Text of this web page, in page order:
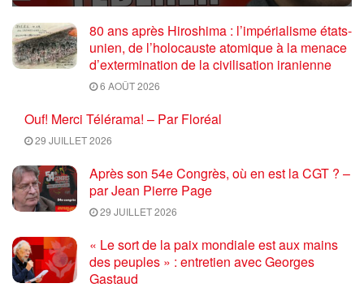
80 ans après Hiroshima : l’impérialisme états-
unien, de l’holocauste atomique à la menace
d’extermination de la civilisation iranienne
6 AOÛT 2026
Ouf! Merci Télérama! – Par Floréal
29 JUILLET 2026
Après son 54e Congrès, où en est la CGT ? –
par Jean Pierre Page
29 JUILLET 2026
« Le sort de la paix mondiale est aux mains
des peuples » : entretien avec Georges
Gastaud